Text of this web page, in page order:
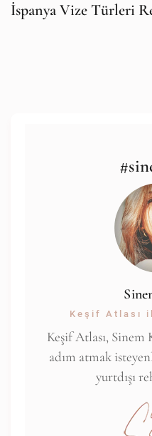
İspanya Vize Türleri
Keşif Atlası
Keşif Atlası, Sinem
adım atmak
yurtdışı